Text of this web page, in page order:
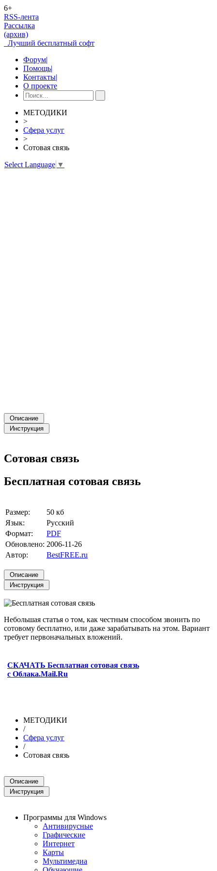
6+
RSS-лента
Рассылка
(архив)
Лучший бесплатный софт
Форум|
Помощь|
Контакты|
О проекте
МЕТОДИКИ
>
Сфера услуг
>
Сотовая связь
Select Language ▼
Сотовая связь
Бесплатная сотовая связь
Размер:
50 кб
Язык:
Русский
Формат:
PDF
Обновлено: 2006-11-26
Автор:
BestFREE.ru
Небольшая статья о том, как честным способом звонить по
сотовому бесплатно, или даже зарабатывать на этом. Вариант
требует первоначальных вложений.
СКАЧАТЬ Бесплатная сотовая связь
с Облака.Mail.Ru
МЕТОДИКИ
/
Сфера услуг
/
Сотовая связь
Программы для Windows
Антивирусные
Графические
Интернет
Карты
Мультимедиа